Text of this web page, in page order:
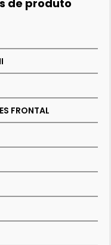
de produto
FRONTAL